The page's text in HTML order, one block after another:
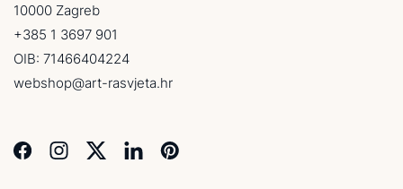
10000 Zagreb
+385 1 3697 901
OIB: 71466404224
webshop@art-rasvjeta.hr